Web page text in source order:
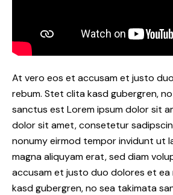
At vero eos et accusam et justo
rebum. Stet clita kasd gubergren,
sanctus est Lorem ipsum dolor sit
dolor sit amet, consetetur
nonumy eirmod tempor invidunt ut
magna aliquyam erat, sed diam
accusam et justo duo dolores et
kasd gubergren, no sea takimata